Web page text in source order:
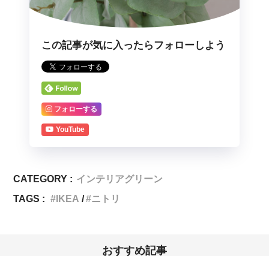
この記事が気に入ったらフォローしよう
フォローする
YouTube
CATEGORY : インテリアグリーン
TAGS :
IKEA ニトリ
おすすめ記事